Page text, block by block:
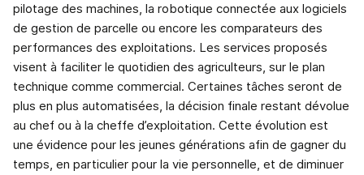
pilotage des machines, la robotique connectée aux logiciels
de gestion de parcelle ou encore les comparateurs des
performances des exploitations. Les services proposés
visent à faciliter le quotidien des agriculteurs, sur le plan
technique comme commercial. Certaines tâches seront de
plus en plus automatisées, la décision finale restant dévolue
au chef ou à la cheffe d’exploitation. Cette évolution est
une évidence pour les jeunes générations afin de gagner du
temps, en particulier pour la vie personnelle, et de diminuer